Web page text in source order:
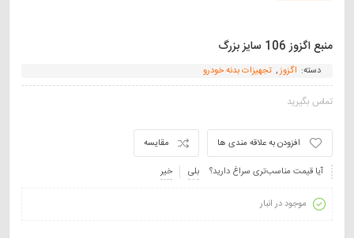
منبع اگزوز 106 سایز بزرگ
دسته: اگزوز, تجهیزات بدنه خودرو
تماس بگیرید
مقایسه
افزودن به علاقه مندی ها
آیا قیمت مناسب‌تری سراغ دارید؟
بلی خیر
موجود در انبار